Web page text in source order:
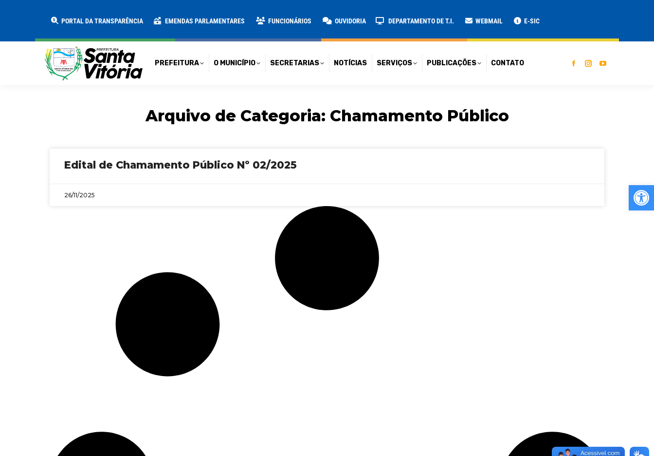
PORTAL DA TRANSPARÊNCIA EMENDAS PARLAMENTARES FUNCIONÁRIOS OUVIDORIA DEPARTAMENTO DE T.I. WEBMAIL E-SIC
PREFEITURA O MUNICÍPIO SECRETARIAS NOTÍCIAS SERVIÇOS PUBLICAÇÕES CONTATO
Arquivo de Categoria: Chamamento Público
Edital de Chamamento Público Nº 02/2025
26/11/2025